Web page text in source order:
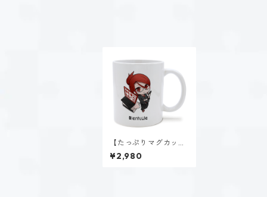
【たっぷりマグカッ
プ】新田 理央（ISTJ）
¥2,980